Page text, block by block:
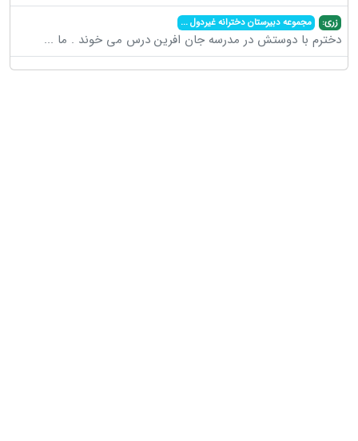
زری: مجموعه دبیرستان دخترانه غیردول...
دخترم با دوستش در مدرسه جان افرین درس می خوند . ما ...